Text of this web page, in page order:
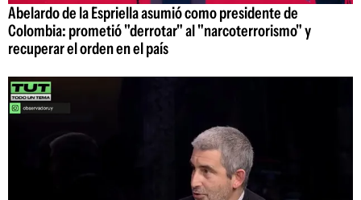
Abelardo de la Espriella asumió como presidente de
Colombia: prometió "derrotar" al "narcoterrorismo" y
recuperar el orden en el país